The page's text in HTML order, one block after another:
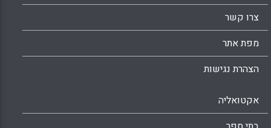
צרו קשר
מפת אתר
הצהרת נגישות
אקטואליה